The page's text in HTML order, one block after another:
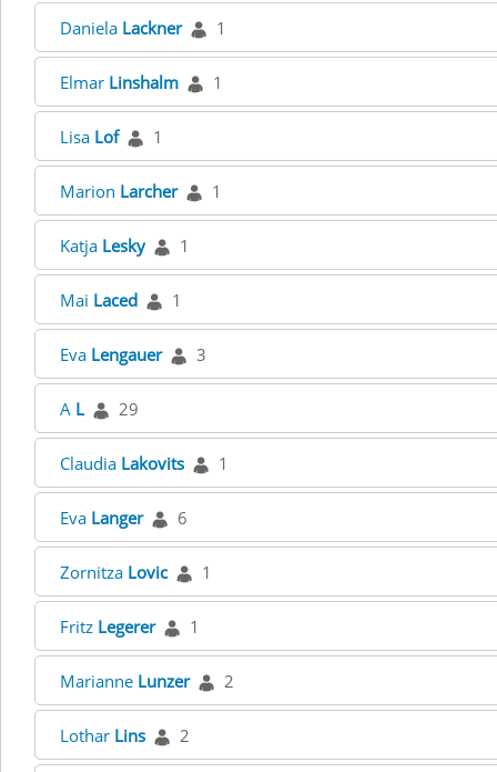
Daniela Lackner 1
Elmar Linshalm 1
Lisa Lof 1
Marion Larcher 1
Katja Lesky 1
Mai Laced 1
Eva Lengauer 3
A L 29
Claudia Lakovits 1
Eva Langer 6
Zornitza Lovic 1
Fritz Legerer 1
Marianne Lunzer 2
Lothar Lins 2